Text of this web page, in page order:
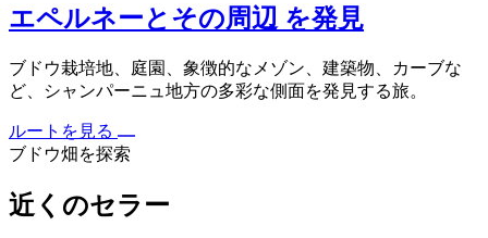
エペルネーとその周辺 を発見
ブドウ栽培地、庭園、象徴的なメゾン、建築物、カーブな
ど、シャンパーニュ地方の多彩な側面を発見する旅。
ルートを見る
ブドウ畑を探索
近くのセラー